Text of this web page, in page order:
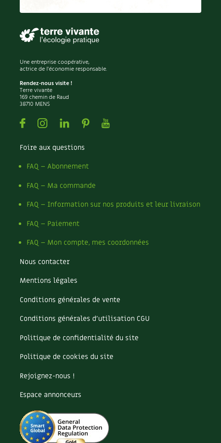
Carnets de saison
Compléments
Dossier4 saisons
Actualités
Vidéos et podcasts
Conseils vidéo des 4 saisons
Secrets d’abonné
BD : La folle histoire des plantes
Une entreprise coopérative,
actrice de l'économie responsable.
Rendez-nous visite !
Terre vivante
169 chemin de Raud
38710 MENS
FacebookInstagramLinkedin
PinterestYoutube
Foire aux questions
FAQ – Abonnement
FAQ – Ma commande
FAQ – Information sur nos produits et leur livraison
FAQ – Paiement
FAQ – Mon compte, mes coordonnées
Nous contacter
Mentions légales
Conditions générales de vente
Conditions générales d’utilisation CGU
Politique de confidentialité du site
Politique de cookies du site
Rejoignez-nous !
Espace annonceurs